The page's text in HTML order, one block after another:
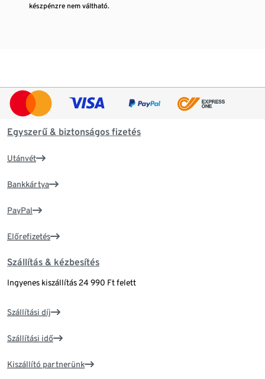
készpénzre nem váltható.
Egyszerű & biztonságos fizetés
Utánvét
Bankkártya
PayPal
Előrefizetés
Szállítás & kézbesítés
Ingyenes kiszállítás 24 990 Ft felett
Szállítási díj
Szállítási idő
Kiszállító partnerünk